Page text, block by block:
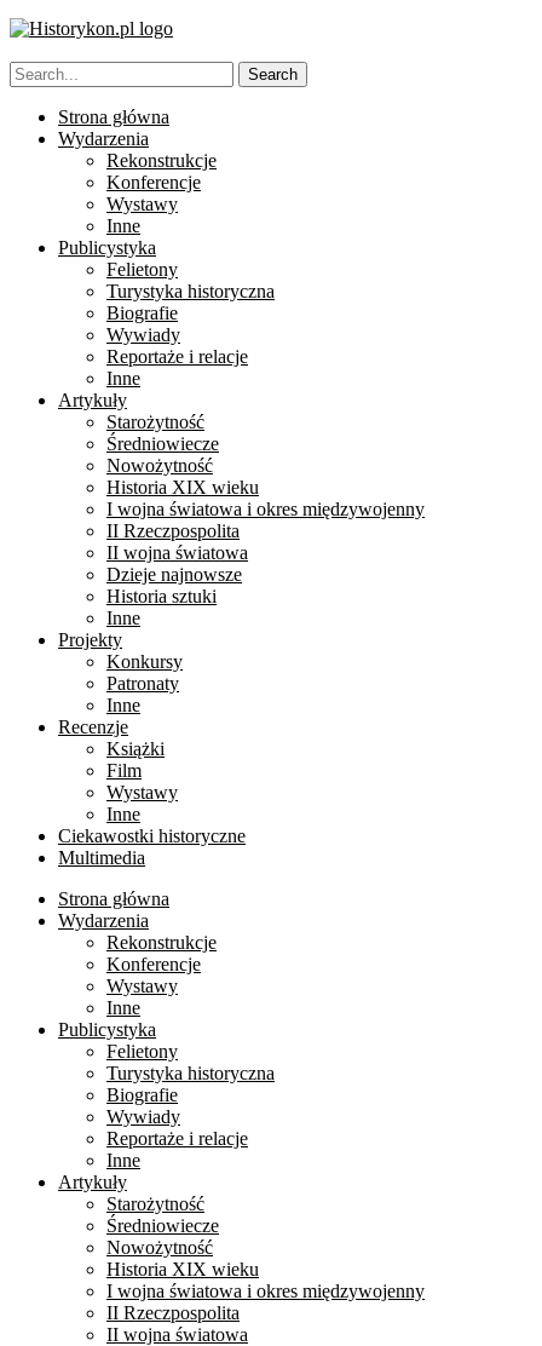
Strona główna
Wydarzenia
Rekonstrukcje
Konferencje
Wystawy
Inne
Publicystyka
Felietony
Turystyka historyczna
Biografie
Wywiady
Reportaże i relacje
Inne
Artykuły
Starożytność
Średniowiecze
Nowożytność
Historia XIX wieku
I wojna światowa i okres międzywojenny
II Rzeczpospolita
II wojna światowa
Dzieje najnowsze
Historia sztuki
Inne
Projekty
Konkursy
Patronaty
Inne
Recenzje
Książki
Film
Wystawy
Inne
Ciekawostki historyczne
Multimedia
Strona główna
Wydarzenia
Rekonstrukcje
Konferencje
Wystawy
Inne
Publicystyka
Felietony
Turystyka historyczna
Biografie
Wywiady
Reportaże i relacje
Inne
Artykuły
Starożytność
Średniowiecze
Nowożytność
Historia XIX wieku
I wojna światowa i okres międzywojenny
II Rzeczpospolita
II wojna światowa